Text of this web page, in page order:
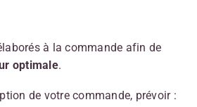
à la commande afin de
optimale.
de votre commande, prévoir :